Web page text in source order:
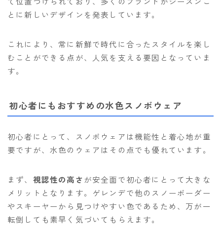
とに新しいデザインを発表しています。
これにより、常に新鮮で時代に合ったスタイルを楽し
むことができる点が、人気を支える要因となっていま
す。
初心者にもおすすめの水色スノボウェア
初心者にとって、スノボウェアは機能性と着心地が重
要ですが、水色のウェアはその点でも優れています。
まず、 視認性の高さ が安全面で初心者にとって大きな
メリットとなります。ゲレンデで他のスノーボーダー
やスキーヤーから見つけやすい色であるため、万が一
転倒しても素早く気づいてもらえます。